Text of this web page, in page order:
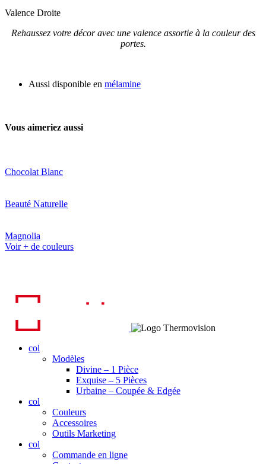
Valence Droite
Rehaussez votre décor avec une valence assortie à la couleur des
portes.
Aussi disponible en mélamine
Vous aimeriez aussi
Chocolat Blanc
Beauté Naturelle
Magnolia
Voir + de couleurs
col
Modèles
Divine – 1 Pièce
Exquise – 5 Pièces
Urbaine – Coupée & Edgée
col
Couleurs
Accessoires
Outils Marketing
col
Commande en ligne